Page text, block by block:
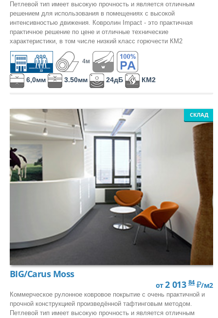
КМ4 и лучше
КМ5
КМ5 и лучше
Петлевой тип имеет высокую прочность и является отличным
решением для использования в помещениях с высокой
интенсивностью движения. Ковролин Impact - это практичная
практичное решение по цене и отличные технические
характеристики, в том числе низкий класс горючести КМ2
4м
6,0мм 3.50мм 24дБ КМ2
СКЛАД
BIG/Carus Moss
от2 013 84 ₽/м2
Коммерческое рулонное ковровое покрытие с очень практичной и
прочной конструкцией произведённой тафтинговым методом.
Петлевой тип имеет высокую прочность и является отличным